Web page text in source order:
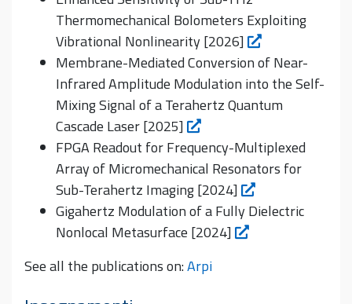
Thermomechanical Bolometers Exploiting
Vibrational Nonlinearity [2026]
Membrane-Mediated Conversion of Near-
Infrared Amplitude Modulation into the Self-
Mixing Signal of a Terahertz Quantum
Cascade Laser [2025]
FPGA Readout for Frequency-Multiplexed
Array of Micromechanical Resonators for
Sub-Terahertz Imaging [2024]
Gigahertz Modulation of a Fully Dielectric
Nonlocal Metasurface [2024]
See all the publications on:Arpi